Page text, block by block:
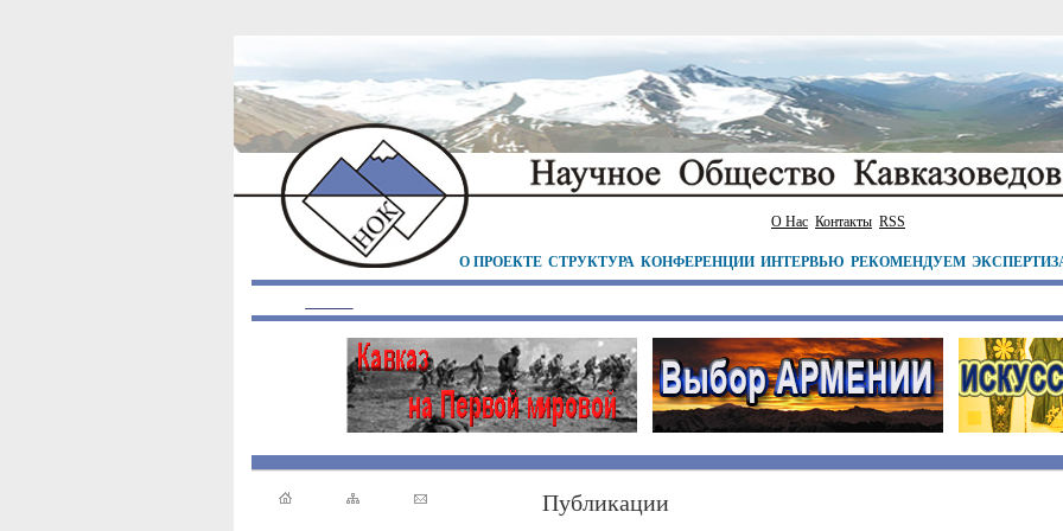
О Нас Контакты RSS
О ПРОЕКТЕ СТРУКТУРА КОНФЕРЕНЦИИ ИНТЕРВЬЮ РЕКОМЕНДУЕМ
Публикации